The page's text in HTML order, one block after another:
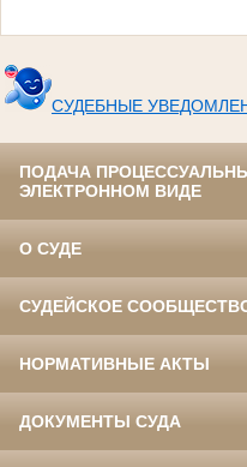
СУДЕБНЫЕ
ПОДАЧА
ЭЛЕКТРОННОМ ВИДЕ
О СУДЕ
СУДЕЙСКОЕ
НОРМАТИВНЫЕ АКТЫ
ДОКУМЕНТЫ СУДА